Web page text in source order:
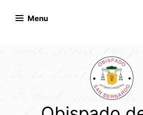
Menu